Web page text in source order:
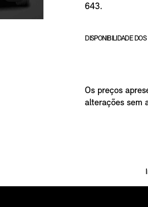
643.
DISPONIBILIDADE
Os preços
alterações sem